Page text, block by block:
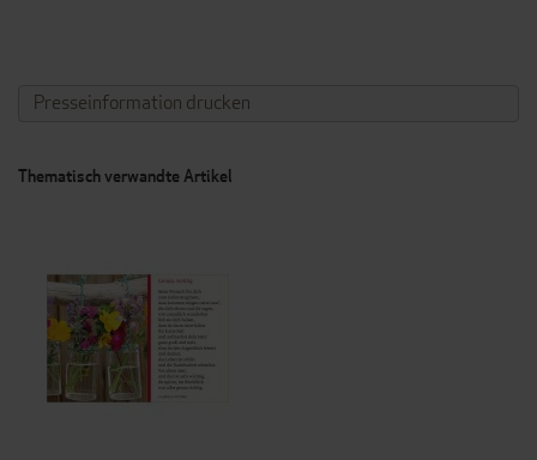
Presseinformation drucken
Thematisch verwandte Artikel